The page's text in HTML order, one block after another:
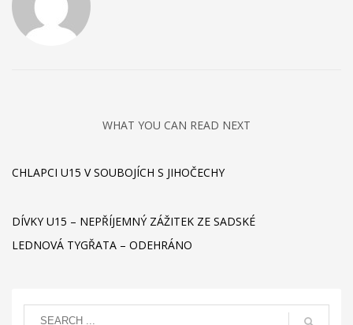
WHAT YOU CAN READ NEXT
CHLAPCI U15 V SOUBOJÍCH S JIHOČECHY
DÍVKY U15 – NEPŘÍJEMNÝ ZÁŽITEK ZE SADSKÉ
LEDNOVÁ TYGŘATA – ODEHRÁNO